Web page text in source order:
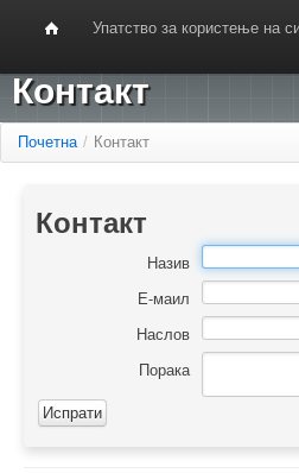
Упатство за користење на
Контакт
Почетна / Контакт
Контакт
Назив
Е-маил
Наслов
Порака